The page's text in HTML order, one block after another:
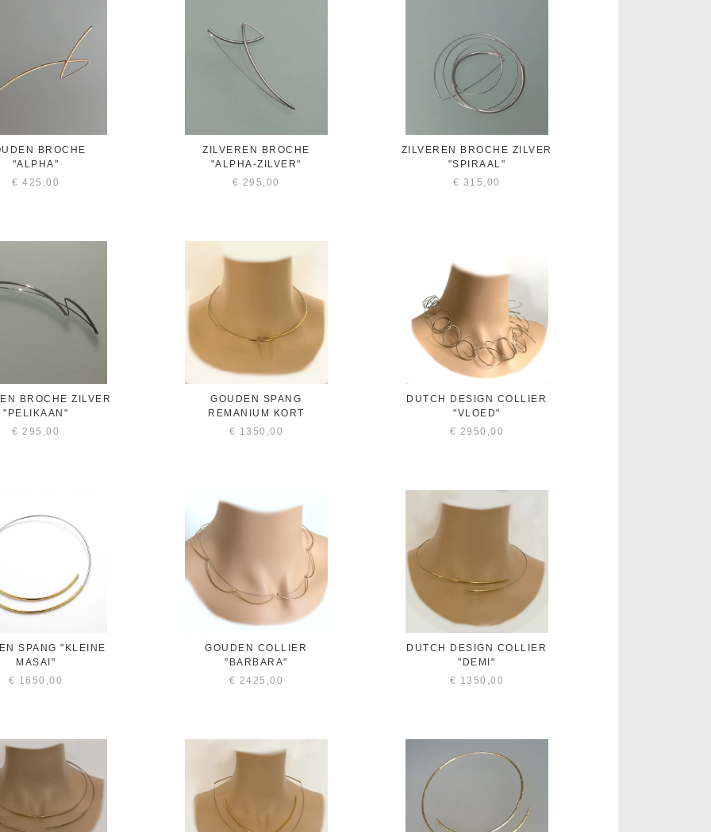
BROCHE
"ALPHA"
€ 425,00
ZILVEREN BROCHE
"ALPHA-ZILVER"
€ 295,00
ZILVEREN BROCHE ZILVER
"SPIRAAL"
€ 315,00
BROCHE ZILVER
"PELIKAAN"
€ 295,00
GOUDEN SPANG
REMANIUM KORT
€ 1350,00
DUTCH DESIGN COLLIER
"VLOED"
€ 2950,00
SPANG "KLEINE
MASAI"
€ 1650,00
GOUDEN COLLIER
"BARBARA"
€ 2425,00
DUTCH DESIGN COLLIER
"DEMI"
€ 1350,00